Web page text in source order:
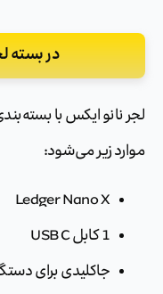
در بسته
لجر نانو ایکس با
موارد زیر می‌شود:
Ledger Nano X
1 کابل USB C
جاکلیدی برای